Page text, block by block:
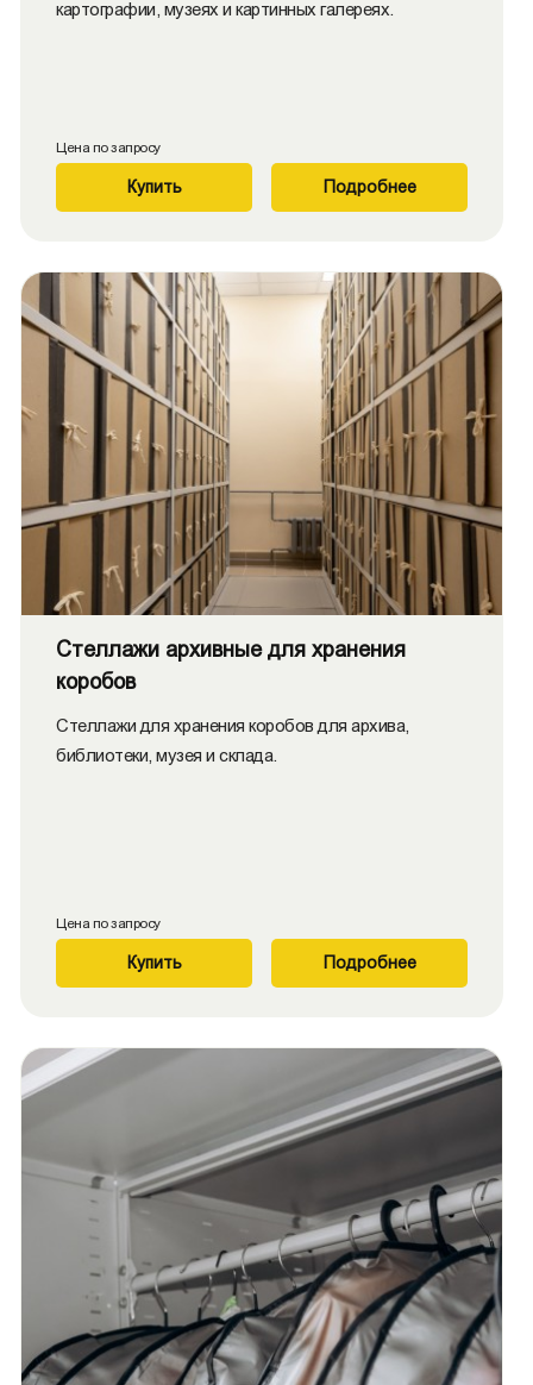
картографии, музеях и картинных галереях.
Цена по запросу
Купить Подробнее
Стеллажи архивные для хранения
коробов
Стеллажи для хранения коробов для архива,
библиотеки, музея и склада.
Цена по запросу
Купить Подробнее